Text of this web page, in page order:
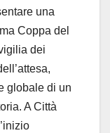
una
Coppa del
dei
globale di un
A Città